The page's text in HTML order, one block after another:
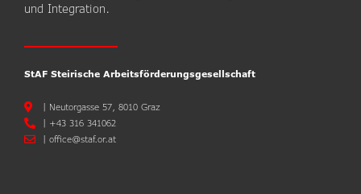
und Integration.
StAF Steirische Arbeitsförderungsgesellschaft
Neutorgasse 57, 8010 Graz
+43 316 341062
office@staf.or.at